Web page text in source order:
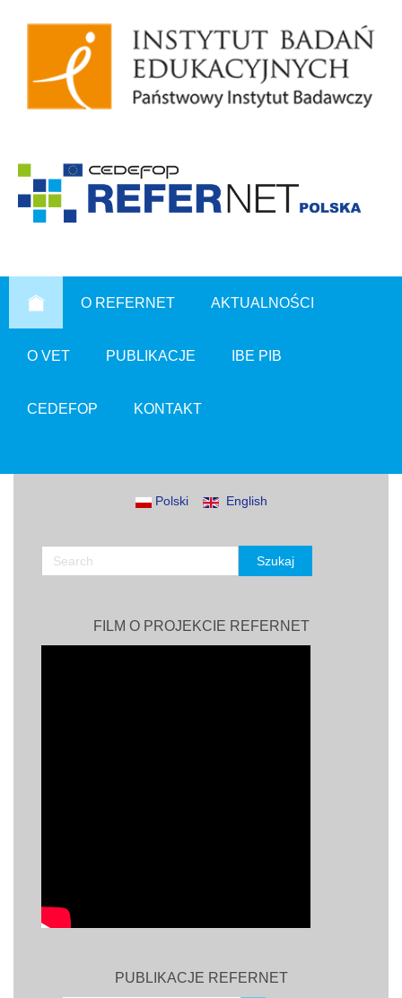
O REFERNET AKTUALNOŚCI
O VET PUBLIKACJE IBE PIB
CEDEFOP KONTAKT
Polski English
FILM O PROJEKCIE REFERNET
PUBLIKACJE REFERNET